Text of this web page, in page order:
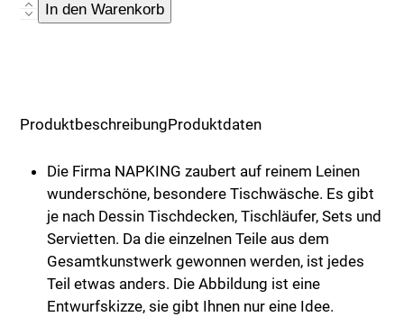
Napking:
in
180x360
Menge
In den Warenkorb
ProduktbeschreibungProduktdaten
Die Firma NAPKING zaubert auf reinem Leinen
wunderschöne, besondere Tischwäsche. Es gibt
je nach Dessin Tischdecken, Tischläufer, Sets und
Servietten. Da die einzelnen Teile aus dem
Gesamtkunstwerk gewonnen werden, ist jedes
Teil etwas anders. Die Abbildung ist eine
Entwurfskizze, sie gibt Ihnen nur eine Idee.